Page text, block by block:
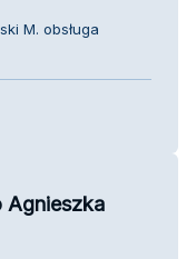
M. obsługa
Agnieszka